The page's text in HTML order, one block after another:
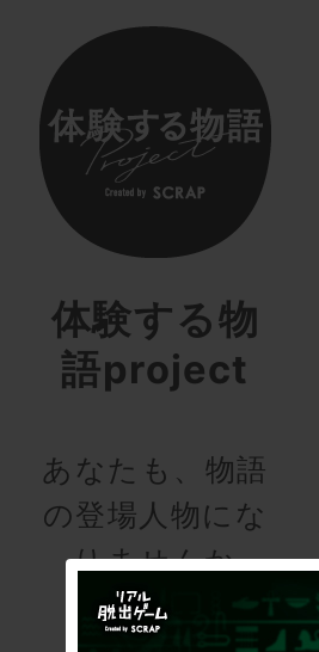
体験する物
語project
あなたも、物語
の登場人物にな
りませんか